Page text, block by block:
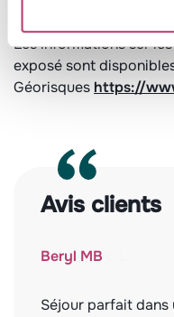
Les informations sur
exposé sont
Géorisques https://
Avis clients
Beryl MB
Séjour parfait dans